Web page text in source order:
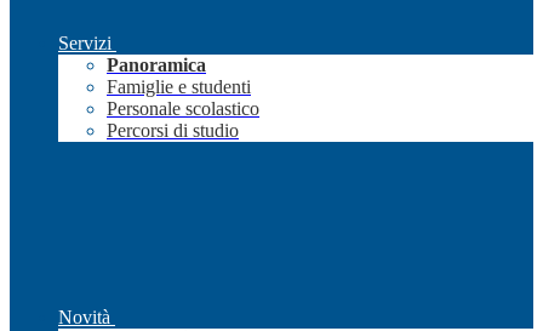
Servizi
Panoramica
Famiglie e studenti
Personale scolastico
Percorsi di studio
Novità